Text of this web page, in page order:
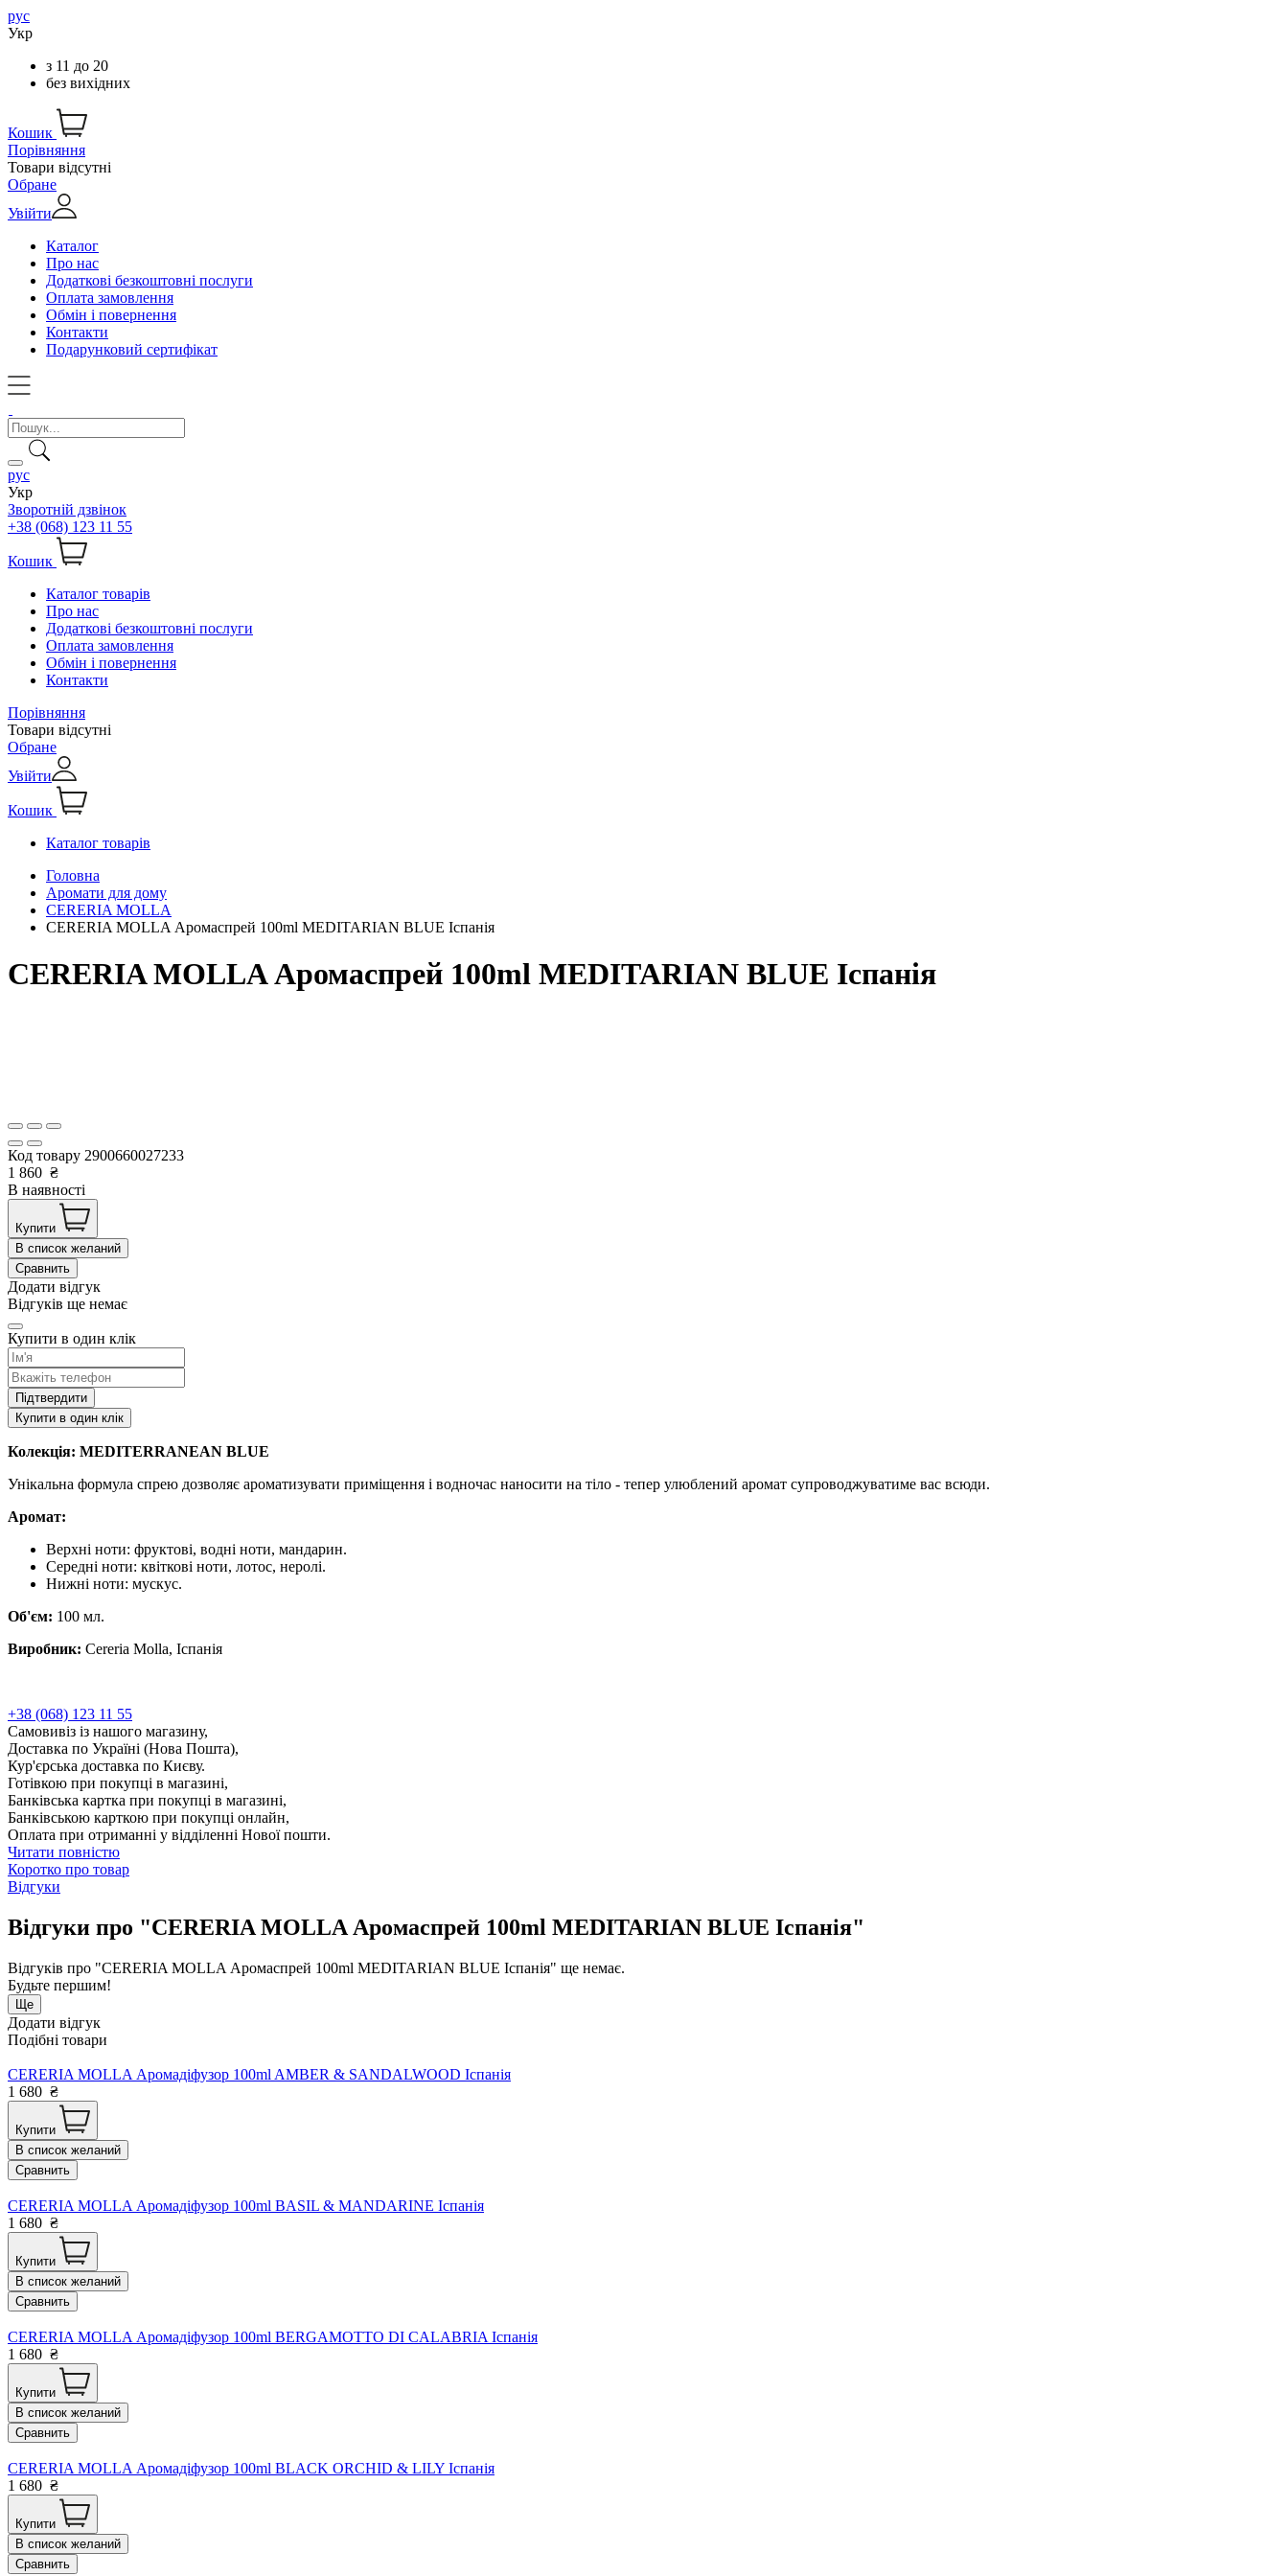
рус
Укр
з 11 до 20
без вихідних
Кошик
Порівняння
Товари відсутні
Обране
Увійти
Каталог
Про нас
Додаткові безкоштовні послуги
Оплата замовлення
Обмін і повернення
Контакти
Подарунковий сертифікат
рус
Укр
Зворотній дзвінок
+38 (068) 123 11 55
Кошик
Каталог товарів
Про нас
Додаткові безкоштовні послуги
Оплата замовлення
Обмін і повернення
Контакти
Порівняння
Товари відсутні
Обране
Увійти
Кошик
Каталог товарів
Головна
Аромати для дому
CERERIA MOLLA
CERERIA MOLLA Аромаспрей 100ml MEDITARIAN BLUE Іспанія
CERERIA MOLLA Аромаспрей 100ml MEDITARIAN BLUE Іспанія
Код товару 2900660027233
1 860 ₴
В наявності
Купити
В список желаний
Сравнить
Додати відгук
Відгуків ще немає
Купити в один клік
Підтвердити
Купити в один клік
Колекція: MEDITERRANEAN BLUE
Унікальна формула спрею дозволяє ароматизувати приміщення і водночас наносити на тіло - тепер улюблений аромат супроводжуватиме вас всюди.
Аромат:
Верхні ноти: фруктові, водні ноти, мандарин.
Середні ноти: квіткові ноти, лотос, неролі.
Нижні ноти: мускус.
Об'єм: 100 мл.
Виробник: Cereria Molla, Іспанія
+38 (068) 123 11 55
Самовивіз із нашого магазину,
Доставка по Україні (Нова Пошта),
Кур'єрська доставка по Києву.
Готівкою при покупці в магазині,
Банківська картка при покупці в магазині,
Банківською карткою при покупці онлайн,
Оплата при отриманні у відділенні Нової пошти.
Читати повністю
Коротко про товар
Відгуки
Відгуки про "CERERIA MOLLA Аромаспрей 100ml MEDITARIAN BLUE Іспанія"
Відгуків про "CERERIA MOLLA Аромаспрей 100ml MEDITARIAN BLUE Іспанія" ще немає.
Будьте першим!
Ще
Додати відгук
Подібні товари
CERERIA MOLLA Аромадіфузор 100ml AMBER & SANDALWOOD Іспанія
1 680 ₴
Купити
В список желаний
Сравнить
CERERIA MOLLA Аромадіфузор 100ml BASIL & MANDARINE Іспанія
1 680 ₴
Купити
В список желаний
Сравнить
CERERIA MOLLA Аромадіфузор 100ml BERGAMOTTO DI CALABRIA Іспанія
1 680 ₴
Купити
В список желаний
Сравнить
CERERIA MOLLA Аромадіфузор 100ml BLACK ORCHID & LILY Іспанія
1 680 ₴
Купити
В список желаний
Сравнить